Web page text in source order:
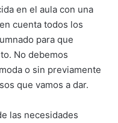
en el aula con una
cuenta todos los
para que
No debemos
o sin previamente
que vamos a dar.
las necesidades